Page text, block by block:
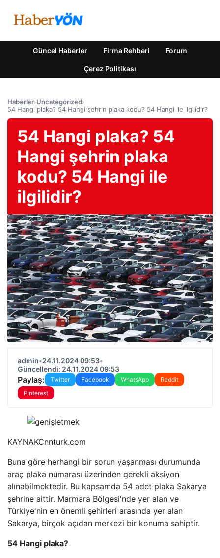
Güncel Haberler Firma Rehberi Forum
Çerez Politikası
Haberler›Uncategorized›
54 Hangi plaka? 54 Hangi şehrin plaka kodu? 54 Hangi ile ilgilidir?
54 Hangi plaka? 54
Hangi şehrin plaka
kodu? 54 Hangi ile
ilgilidir?
admin•24.11.2024 09:53•
Güncellendi: 24.11.2024 09:53
Paylaş: Twitter Facebook WhatsApp
Reddit
Pinterest
KAYNAKCnnturk.com
Buna göre herhangi bir sorun yaşanması durumunda
araç plaka numarası üzerinden gerekli aksiyon
alınabilmektedir. Bu kapsamda 54 adet plaka Sakarya
şehrine aittir. Marmara Bölgesi'nde yer alan ve
Türkiye'nin en önemli şehirleri arasında yer alan
Sakarya, birçok açıdan merkezi bir konuma sahiptir.
54 Hangi plaka?